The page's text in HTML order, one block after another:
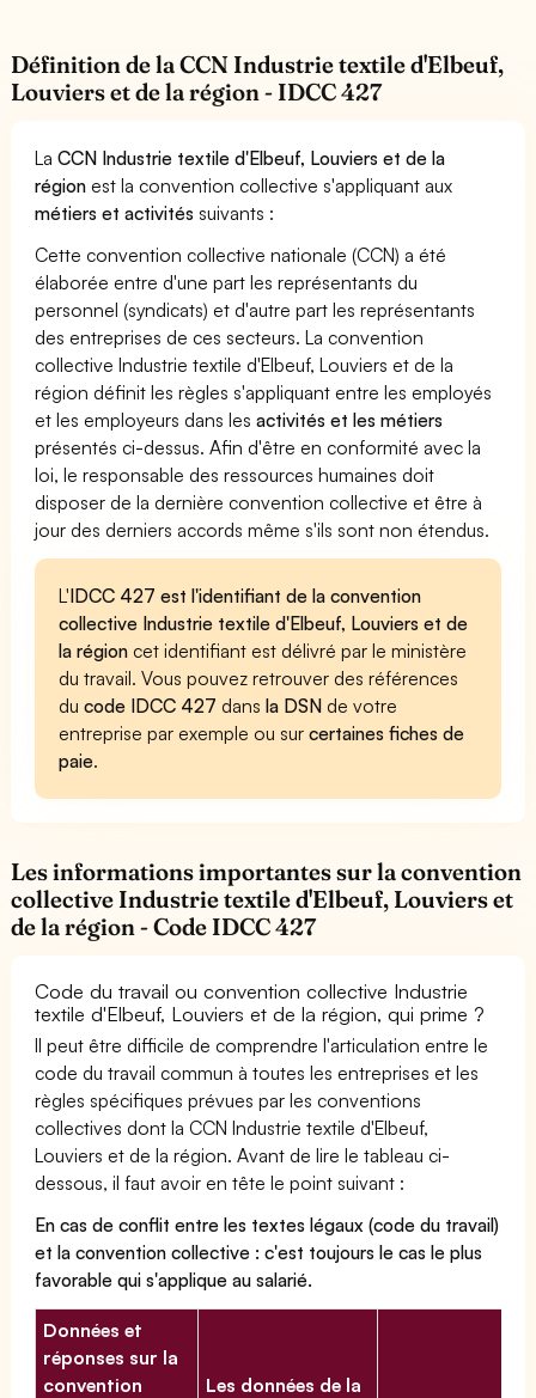
Définition de la CCN Industrie textile d'Elbeuf,
Louviers et de la région - IDCC 427
LaCCN Industrie textile d'Elbeuf, Louviers et de la
région est la convention collective s'appliquant aux
métiers et activités suivants :
Cette convention collective nationale (CCN) a été
élaborée entre d'une part les représentants du
personnel (syndicats) et d'autre part les représentants
des entreprises de ces secteurs. La convention
collective Industrie textile d'Elbeuf, Louviers et de la
région définit les règles s'appliquant entre les employés
et les employeurs dans lesactivités et les métiers
présentés ci-dessus. Afin d'être en conformité avec la
loi, le responsable des ressources humaines doit
disposer de la dernière convention collective et être à
jour des derniers accords même s'ils sont non étendus.
L'IDCC 427 est l'identifiant de la convention
collective Industrie textile d'Elbeuf, Louviers et de
la région cet identifiant est délivré par le ministère
du travail. Vous pouvez retrouver des références
ducode IDCC 427 dansla DSN de votre
entreprise par exemple ou surcertaines fiches de
paie.
Les informations importantes sur la convention
collective Industrie textile d'Elbeuf, Louviers et
de la région - Code IDCC 427
Code du travail ou convention collective Industrie
textile d'Elbeuf, Louviers et de la région, qui prime ?
Il peut être difficile de comprendre l'articulation entre le
code du travail commun à toutes les entreprises et les
règles spécifiques prévues par les conventions
collectives dont la CCN Industrie textile d'Elbeuf,
Louviers et de la région. Avant de lire le tableau ci-
dessous, il faut avoir en tête le point suivant :
En cas de conflit entre les textes légaux (code du travail)
et la convention collective : c'est toujours le cas le plus
favorable qui s'applique au salarié.
Données et
réponses sur la
convention
Les données de la